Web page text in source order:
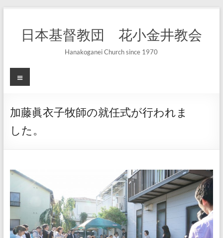
日本基督教団 花小金井教会
Hanakoganei Church since 1970
メ
ニ
ー
加藤眞衣子牧師の就任式が行われま
した。